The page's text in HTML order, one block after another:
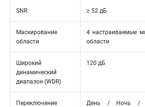
SNR ≥ 52 дБ
Маскирование
области
4 настраиваемые
области
Широкий
динамический
диапазон (WDR)
120 дБ
Переключение
День / Ночь /